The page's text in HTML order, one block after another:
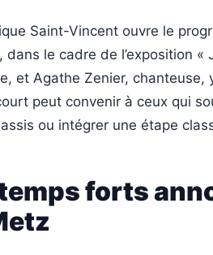
Saint-Vincent ouvre le
dans le cadre de l’exposition
et Agathe Zenier, chanteuse,
peut convenir à ceux qui
ou intégrer une étape
forts